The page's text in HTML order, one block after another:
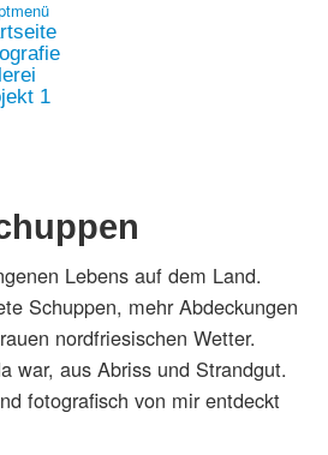
1
Lebens auf dem Land.
Schuppen, mehr Abdeckungen
nordfriesischen Wetter.
war, aus Abriss und Strandgut.
fotografisch von mir entdeckt